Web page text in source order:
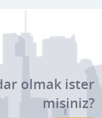
olmak ister
misiniz?